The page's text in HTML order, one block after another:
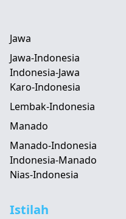
Jawa
Jawa-Indonesia
Indonesia-Jawa
Karo-Indonesia
Lembak-Indonesia
Manado
Manado-Indonesia
Indonesia-Manado
Nias-Indonesia
Istilah